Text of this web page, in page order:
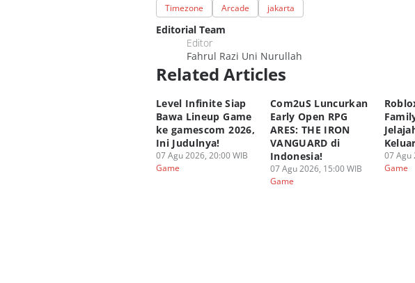
Timezone Arcade jakarta
Editorial Team
Editor
Fahrul Razi Uni Nurullah
Related Articles
Level Infinite Siap
Bawa Lineup Game
ke gamescom 2026,
Ini Judulnya!
07 Agu 2026, 20:00 WIB
Game
Com2uS Luncurkan
Early Open RPG
ARES: THE IRON
VANGUARD di
Indonesia!
07 Agu 2026, 15:00 WIB
Game
07 Agu
Game